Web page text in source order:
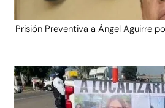
Prisión Preventiva a Ángel Aguirre